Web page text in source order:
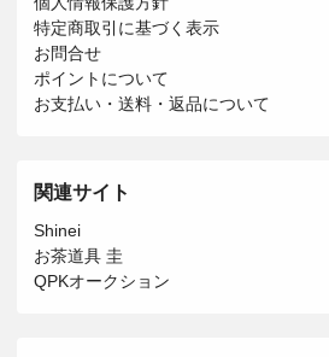
特定商取引に基づく表示
お問合せ
ポイントについて
お支払い・送料・返品について
関連サイト
Shinei
お茶道具 圭
QPKオークション